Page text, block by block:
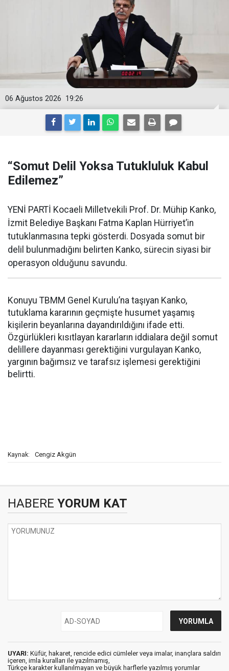
19:26
06 Ağustos 2026
“Somut Delil Yoksa Tutukluluk Kabul
Edilemez”
YENİ PARTİ Kocaeli Milletvekili Prof. Dr. Mühip Kanko,
İzmit Belediye Başkanı Fatma Kaplan Hürriyet’in
tutuklanmasına tepki gösterdi. Dosyada somut bir
delil bulunmadığını belirten Kanko, sürecin siyasi bir
operasyon olduğunu savundu.
Konuyu TBMM Genel Kurulu’na taşıyan Kanko,
tutuklama kararının geçmişte husumet yaşamış
kişilerin beyanlarına dayandırıldığını ifade etti.
Özgürlükleri kısıtlayan kararların iddialara değil somut
delillere dayanması gerektiğini vurgulayan Kanko,
yargının bağımsız ve tarafsız işlemesi gerektiğini
belirtti.
Kaynak: Cengiz Akgün
HABERE YORUM KAT
UYARI: Küfür, hakaret, rencide edici cümleler veya imalar, inançlara saldırı
içeren, imla kuralları ile yazılmamış,
Türkçe karakter kullanılmayan ve büyük harflerle yazılmış yorumlar